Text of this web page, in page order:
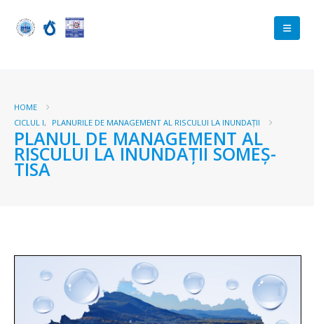
HOME
CICLUL I, PLANURILE DE MANAGEMENT AL RISCULUI LA INUNDAȚII
PLANUL DE MANAGEMENT AL
RISCULUI LA INUNDAȚII SOMEȘ-
TISA